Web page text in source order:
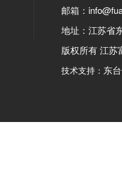
邮箱：
地址：江苏省
版权所有 江苏
技术支持： 东